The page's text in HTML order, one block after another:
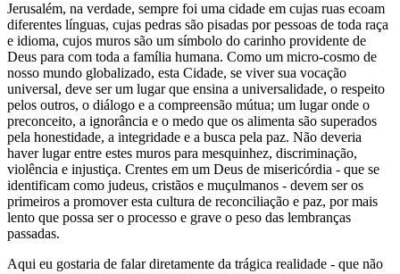
Jerusalém, na verdade, sempre foi uma cidade em cujas ruas ecoam
diferentes línguas, cujas pedras são pisadas por pessoas de toda raça
e idioma, cujos muros são um símbolo do carinho providente de
Deus para com toda a família humana. Como um micro-cosmo de
nosso mundo globalizado, esta Cidade, se viver sua vocação
universal, deve ser um lugar que ensina a universalidade, o respeito
pelos outros, o diálogo e a compreensão mútua; um lugar onde o
preconceito, a ignorância e o medo que os alimenta são superados
pela honestidade, a integridade e a busca pela paz. Não deveria
haver lugar entre estes muros para mesquinhez, discriminação,
violência e injustiça. Crentes em um Deus de misericórdia - que se
identificam como judeus, cristãos e muçulmanos - devem ser os
primeiros a promover esta cultura de reconciliação e paz, por mais
lento que possa ser o processo e grave o peso das lembranças
passadas.
Aqui eu gostaria de falar diretamente da trágica realidade - que não